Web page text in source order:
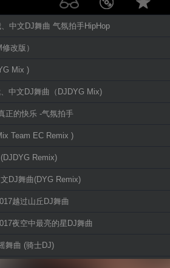
中文DJ舞曲 气氛拍手HipHop
改版）
Mix )
中文DJ舞曲（DJDYG Mix)
正的快乐 -气氛拍手
Team EC Remix )
Remix)
DJ舞曲(DYG Remix)
越过山丘DJ舞曲
夜空中最亮的星DJ舞曲
舞曲 (骑士DJ)